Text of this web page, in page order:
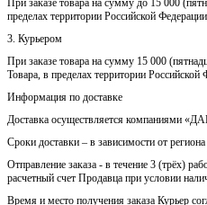
пределах территории Российской
3. Курьером
При заказе товара на сумму 15 000
Товара, в пределах территории
Информация по доставке
Доставка осуществляется компаниями
Сроки доставки – в зависимости от региона
Отправление заказа - в течение 3 (трёх)
расчетный счет Продавца при условии
Время и место получения заказа Курьер